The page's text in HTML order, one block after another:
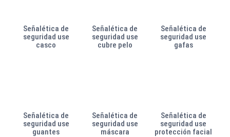
Señalética de
seguridad use
casco
Señalética de
seguridad use
cubre pelo
Señalética de
seguridad use
gafas
Señalética de
seguridad use
guantes
Señalética de
seguridad use
máscara
Señalética de
seguridad use
protección facial